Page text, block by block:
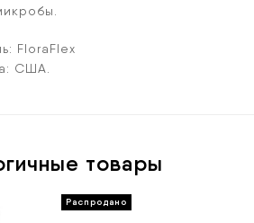
FloraFlex
США.
товары